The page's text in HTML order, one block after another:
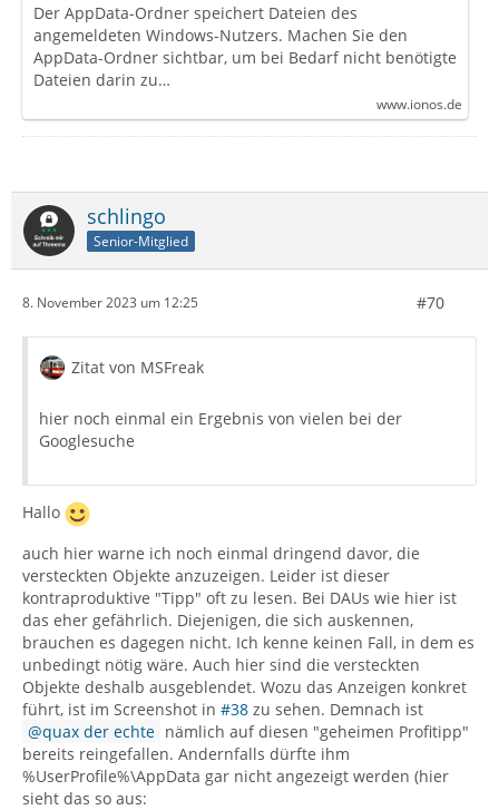
Der AppData-Ordner speichert Dateien des
angemeldeten Windows-Nutzers. Machen Sie den
AppData-Ordner sichtbar, um bei Bedarf nicht benötigte
Dateien darin zu…
www.ionos.de
schlingo
Senior-Mitglied
8. November 2023 um 12:25 #70
Zitat von MSFreak
hier noch einmal ein Ergebnis von vielen bei der
Googlesuche
Hallo
auch hier warne ich noch einmal dringend davor, die
versteckten Objekte anzuzeigen. Leider ist dieser
kontraproduktive "Tipp" oft zu lesen. Bei DAUs wie hier ist
das eher gefährlich. Diejenigen, die sich auskennen,
brauchen es dagegen nicht. Ich kenne keinen Fall, in dem es
unbedingt nötig wäre. Auch hier sind die versteckten
Objekte deshalb ausgeblendet. Wozu das Anzeigen konkret
führt, ist im Screenshot in #38 zu sehen. Demnach ist
quax der echte nämlich auf diesen "geheimen Profitipp"
bereits reingefallen. Andernfalls dürfte ihm
%UserProfile%\AppData gar nicht angezeigt werden (hier
sieht das so aus: